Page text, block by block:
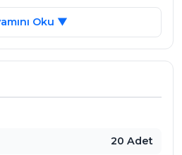
Lifler kiri, tozu ve
ve durulanana veya
ve cam, ayna, paslanmaz
dışları gibi çeşitli
kullanılabilir. Ayrıca tüy
değildirler, bu da onları
kullanmalarını sağlar.
Oku ▼
20 Adet